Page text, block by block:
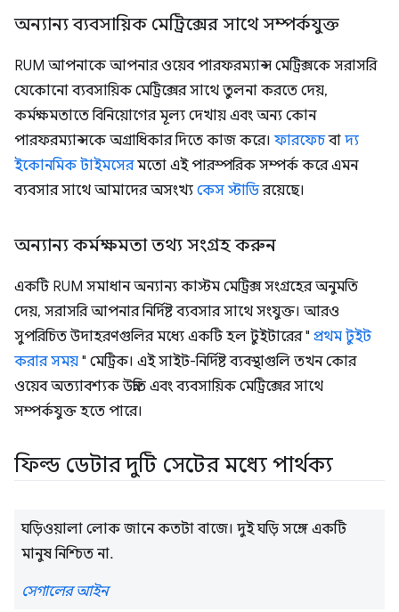
অন্যান্য ব্যবসায়িক মেট্রিক্সের সাথে সম্পর্কযুক্ত
RUM আপনাকে আপনার ওয়েব পারফরম্যান্স মেট্রিক্সকে সরাসরি
যেকোনো ব্যবসায়িক মেট্রিক্সের সাথে তুলনা করতে দেয়,
কর্মক্ষমতাতে বিনিয়োগের মূল্য দেখায় এবং অন্য কোন
পারফরম্যান্সকে অগ্রাধিকার দিতে কাজ করে। ফারফেচবা দ্য
ইকোনমিক টাইমসেরমতো এই পারস্পরিক সম্পর্ক করে এমন
ব্যবসার সাথে আমাদের অসংখ্য কেস স্টাডিরয়েছে।
অন্যান্য কর্মক্ষমতা তথ্য সংগ্রহ করুন
একটি RUM সমাধান অন্যান্য কাস্টম মেট্রিক্স সংগ্রহের অনুমতি
দেয়, সরাসরি আপনার নির্দিষ্ট ব্যবসার সাথে সংযুক্ত। আরও
সুপরিচিত উদাহরণগুলির মধ্যে একটি হল টুইটারের " প্রথম টুইট
করার সময় " মেট্রিক। এই সাইট-নির্দিষ্ট ব্যবস্থাগুলি তখন কোর
ওয়েব অত্যাবশ্যক উন্নতি এবং ব্যবসায়িক মেট্রিক্সের সাথে
সম্পর্কযুক্ত হতে পারে।
ফিল্ড ডেটার দুটি সেটের মধ্যে পার্থক্য
ঘড়িওয়ালা লোক জানে কতটা বাজে। দুই ঘড়ি সঙ্গে একটি
মানুষ নিশ্চিত না.
সেগালের আইন